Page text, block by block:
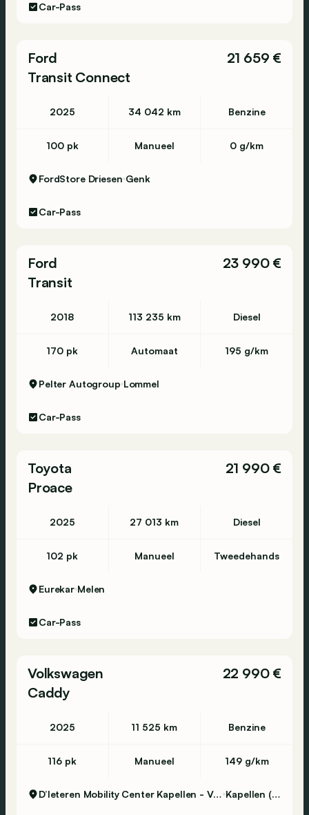
Car-Pass
Ford
Transit Connect
21 659 €
2025 34 042 km Benzine
100 pk Manueel 0 g/km
FordStore Driesen Genk
Car-Pass
Ford
Transit
23 990 €
2018 113 235 km Diesel
170 pk Automaat 195 g/km
Pelter Autogroup Lommel
Car-Pass
Toyota
Proace
21 990 €
2025 27 013 km Diesel
102 pk Manueel Tweedehands
Eurekar Melen
Car-Pass
Volkswagen
Caddy
22 990 €
2025 11 525 km Benzine
116 pk Manueel 149 g/km
D’Ieteren Mobility Center Kapellen - Volkswagen & Commercial Vehicles Kapellen (Antwerpen)